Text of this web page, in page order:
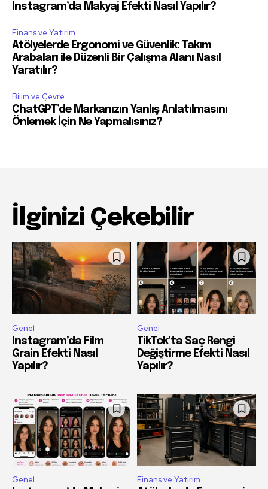
Instagram’da Makyaj Efekti Nasıl Yapılır?
Finans ve Yatırım
Atölyelerde Ergonomi ve Güvenlik: Takım
Arabaları ile Düzenli Bir Çalışma Alanı Nasıl
Yaratılır?
Bilim ve Çevre
ChatGPT’de Markanızın Yanlış Anlatılmasını
Önlemek İçin Ne Yapmalısınız?
İlginizi Çekebilir
Genel
Instagram’da Film
Grain Efekti Nasıl
Yapılır?
Genel
TikTok’ta Saç Rengi
Değiştirme Efekti Nasıl
Yapılır?
Genel Finans ve Yatırım